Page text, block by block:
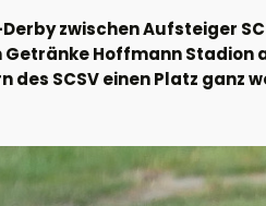
zwischen Aufsteiger
Getränke Hoffmann
des SCSV einen Platz ganz